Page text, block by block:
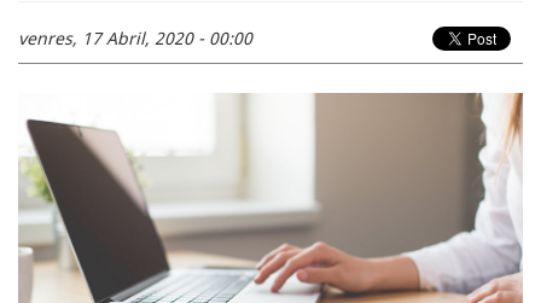
venres, 17 Abril, 2020 - 00:00